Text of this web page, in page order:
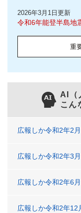
2026年3月1日更新
令和6年能登半島地
重
AI（
こん
広報しか令和2年2
広報しか令和2年3
広報しか令和2年6
広報しか令和2年12